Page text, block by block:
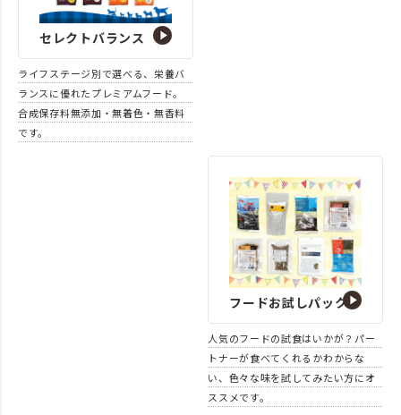
セレクトバランス
ライフステージ別で選べる、栄養バ
ランスに優れたプレミアムフード。
合成保存料無添加・無着色・無香料
です。
フードお試しパック
人気のフードの試食はいかが？パー
トナーが食べてくれるかわからな
い、色々な味を試してみたい方にオ
ススメです。